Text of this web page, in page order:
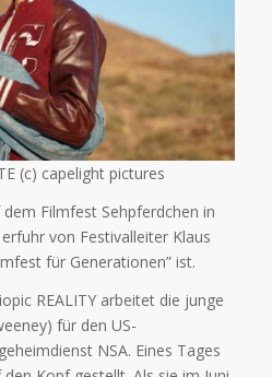
(c) capelight pictures
Filmfest Sehpferdchen in
von Festivalleiter Klaus
für Generationen” ist.
REALITY arbeitet die junge
für den US-
NSA. Eines Tages